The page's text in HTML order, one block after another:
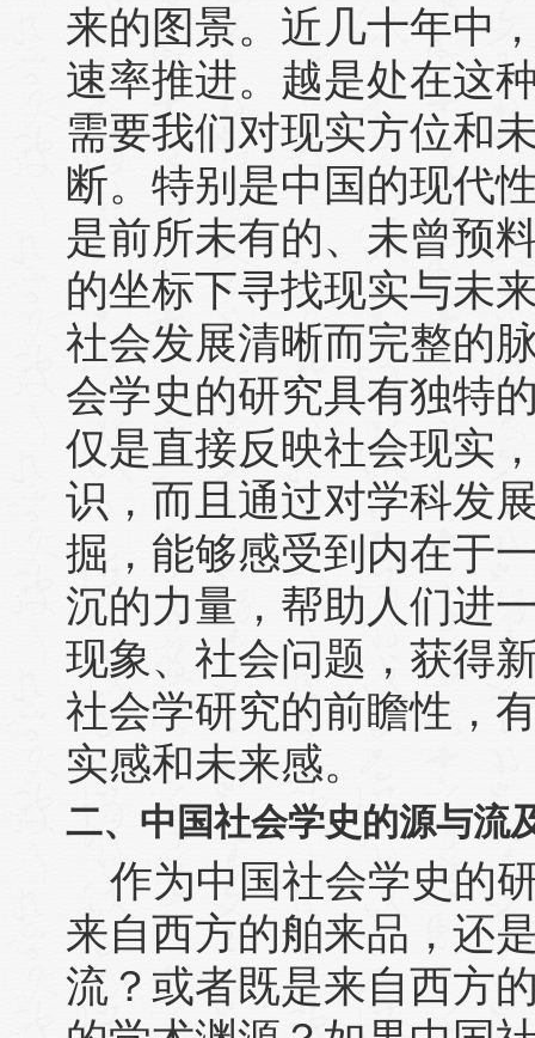
来的图景。近几十年中
速率推进。越是处在这
需要我们对现实方位和
断。特别是中国的现代
是前所未有的、未曾预
的坐标下寻找现实与未
社会发展清晰而完整的
会学史的研究具有独特
仅是直接反映社会现实
识，而且通过对学科发
掘，能够感受到内在于
沉的力量，帮助人们进
现象、社会问题，获得
社会学研究的前瞻性，
实感和未来感。
二、中国社会学史的源与流
作为中国社会学史的
来自西方的舶来品，还
流？或者既是来自西方